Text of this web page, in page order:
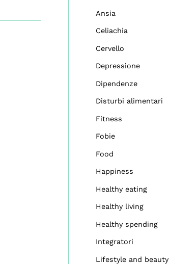
Ansia
Celiachia
Cervello
Depressione
Dipendenze
Disturbi alimentari
Fitness
Fobie
Food
Happiness
Healthy eating
Healthy living
Healthy spending
Integratori
Lifestyle and beauty